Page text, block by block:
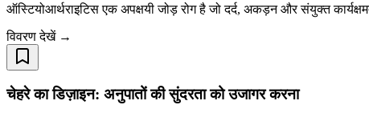
ऑस्टियोआर्थराइटिस एक अपक्षयी जोड़ रोग है जो दर्द, अकड़न और संयुक्त
विवरण देखें →
चेहरे का डिज़ाइन: अनुपातों की सुंदरता को उजागर करना